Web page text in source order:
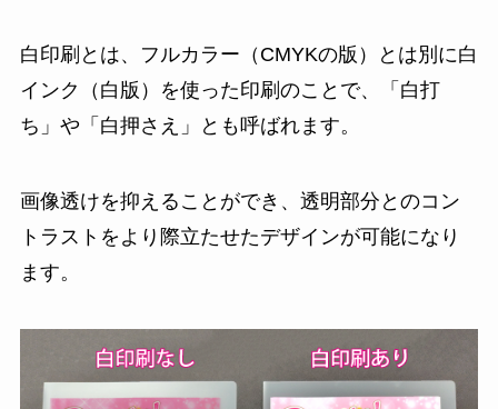
白印刷とは、フルカラー（CMYKの版）とは別に白
インク（白版）を使った印刷のことで、「白打
ち」や「白押さえ」とも呼ばれます。
画像透けを抑えることができ、透明部分とのコン
トラストをより際立たせたデザインが可能になり
ます。